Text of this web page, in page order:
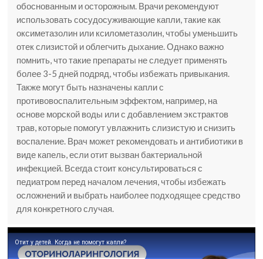
обоснованным и осторожным. Врачи рекомендуют
использовать сосудосуживающие капли, такие как
оксиметазолин или ксилометазолин, чтобы уменьшить
отек слизистой и облегчить дыхание. Однако важно
помнить, что такие препараты не следует применять
более 3-5 дней подряд, чтобы избежать привыкания.
Также могут быть назначены капли с
противовоспалительным эффектом, например, на
основе морской воды или с добавлением экстрактов
трав, которые помогут увлажнить слизистую и снизить
воспаление. Врач может рекомендовать и антибиотики в
виде капель, если отит вызван бактериальной
инфекцией. Всегда стоит консультироваться с
педиатром перед началом лечения, чтобы избежать
осложнений и выбрать наиболее подходящее средство
для конкретного случая.
Отит у детей. Когда не помогут капли?